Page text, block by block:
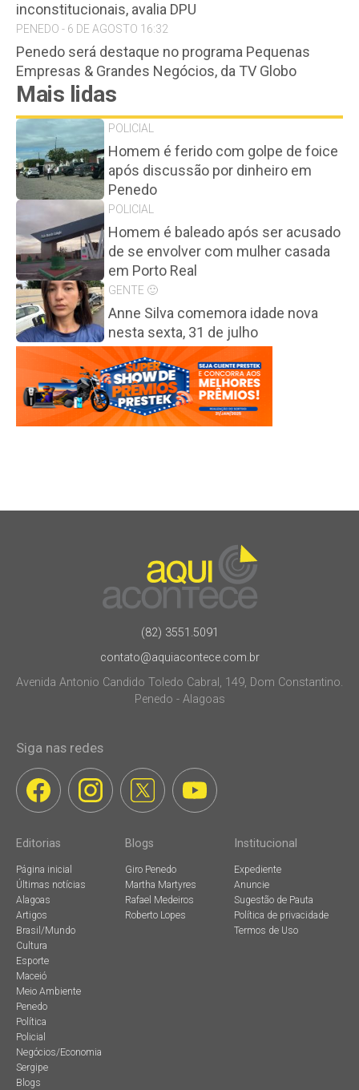
inconstitucionais, avalia DPU
PENEDO - 6 DE AGOSTO 16:32
Penedo será destaque no programa Pequenas
Empresas & Grandes Negócios, da TV Globo
Mais lidas
POLICIAL
Homem é ferido com golpe de foice
após discussão por dinheiro em
Penedo
POLICIAL
Homem é baleado após ser acusado
de se envolver com mulher casada
em Porto Real
GENTE 🙂
Anne Silva comemora idade nova
nesta sexta, 31 de julho
(82) 3551.5091
contato@aquiacontece.com.br
Avenida Antonio Candido Toledo Cabral, 149, Dom Constantino.
Penedo - Alagoas
Siga nas redes
Editorias
Página inicial
Últimas notícias
Alagoas
Artigos
Brasil/Mundo
Cultura
Esporte
Maceió
Meio Ambiente
Penedo
Política
Policial
Negócios/Economia
Sergipe
Blogs
Blogs
Giro Penedo
Martha Martyres
Rafael Medeiros
Roberto Lopes
Institucional
Expediente
Anuncie
Sugestão de Pauta
Política de privacidade
Termos de Uso